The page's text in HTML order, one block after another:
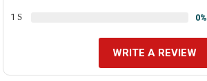
1 0%
WRITE A REVIEW